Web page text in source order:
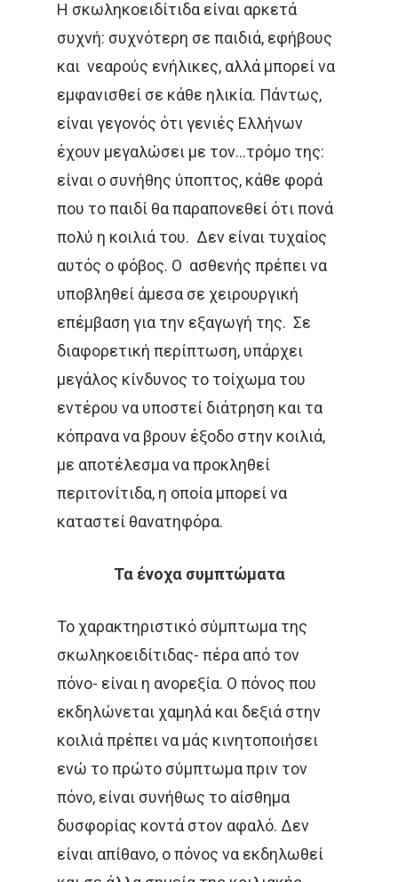
Η σκωληκοειδίτιδα είναι αρκετά
συχνή: συχνότερη σε παιδιά, εφήβους
και νεαρούς ενήλικες, αλλά μπορεί να
εμφανισθεί σε κάθε ηλικία. Πάντως,
είναι γεγονός ότι γενιές Ελλήνων
έχουν μεγαλώσει με τον…τρόμο της:
είναι ο συνήθης ύποπτος, κάθε φορά
που το παιδί θα παραπονεθεί ότι πονά
πολύ η κοιλιά του. Δεν είναι τυχαίος
αυτός ο φόβος. Ο ασθενής πρέπει να
υποβληθεί άμεσα σε χειρουργική
επέμβαση για την εξαγωγή της. Σε
διαφορετική περίπτωση, υπάρχει
μεγάλος κίνδυνος το τοίχωμα του
εντέρου να υποστεί διάτρηση και τα
κόπρανα να βρουν έξοδο στην κοιλιά,
με αποτέλεσμα να προκληθεί
περιτονίτιδα, η οποία μπορεί να
καταστεί θανατηφόρα.
Τα ένοχα συμπτώματα
Το χαρακτηριστικό σύμπτωμα της
σκωληκοειδίτιδας- πέρα από τον
πόνο- είναι η ανορεξία. Ο πόνος που
εκδηλώνεται χαμηλά και δεξιά στην
κοιλιά πρέπει να μάς κινητοποιήσει
ενώ το πρώτο σύμπτωμα πριν τον
πόνο, είναι συνήθως το αίσθημα
δυσφορίας κοντά στον αφαλό. Δεν
είναι απίθανο, ο πόνος να εκδηλωθεί
Αρχική
Μαρτυρίες
Συνεργασίες Μέλη
Ομάδα Των
Παθήσεις
Καλοήθη Νοσήματα
Κακοήθη Νοσήματα
Καρκίνος Του
Καρκίνος Μαστού
Καρκίνος Στομάχου
Καρκίνος Του
Καρκίνος
Κύστεως
Σαρκώματα –
Δέρματος
Παιδιατρικά
Νοσήματα
Λεμφώματα –
Μεταστατική Νόσος
Παρενέργειες
Θεραπεία Πόνου
Σπάνιοι Όγκοι
Τεχνικές
Εξωτερική
Βραχυθεραπεία
Στερεοταξία
Επικαιρότητα
Νέα
Βιβλία
Εφημερίδες &
Επικοινωνία
Ελληνικα
Αναζήτηση
Άκος | Δείτε Τα Βίντεο
Ακτινοθεραπευτική
Συνεργασία